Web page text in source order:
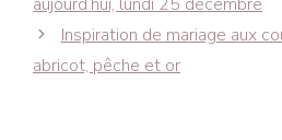
articlesInspiration de mariage aux
abricot, pêche et or